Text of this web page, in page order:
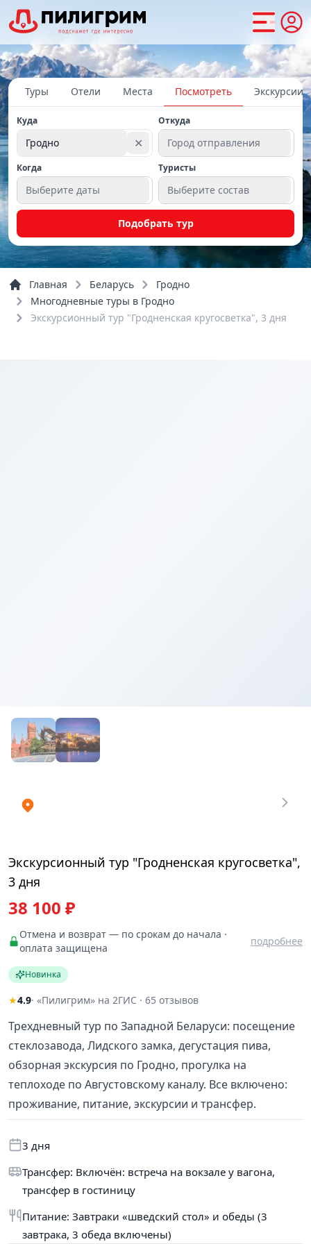
Туры Отели Места Посмотреть Экскурсии
Куда
Гродно ✕
Откуда
Город отправления
Когда
Выберите даты
Туристы
Выберите состав
Подобрать тур
Главная Беларусь
Гродно
Многодневные туры в Гродно
Экскурсионный тур "Гродненская кругосветка", 3 дня
Экскурсионный тур "Гродненская кругосветка",
3 дня
38 100 ₽
Отмена и возврат — по срокам до начала ·
оплата защищена
подробнее
Новинка
★4.9· «Пилигрим» на 2ГИС · 65 отзывов
Трехдневный тур по Западной Беларуси: посещение
стеклозавода, Лидского замка, дегустация пива,
обзорная экскурсия по Гродно, прогулка на
теплоходе по Августовскому каналу. Все включено:
проживание, питание, экскурсии и трансфер.
3 дня
Трансфер: Включён: встреча на вокзале у вагона,
трансфер в гостиницу
Питание: Завтраки «шведский стол» и обеды (3
завтрака, 3 обеда включены)